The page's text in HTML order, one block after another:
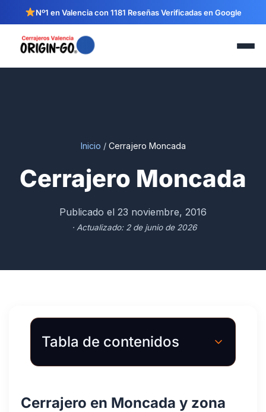
Nº1 en Valencia con 1181 Reseñas Verificadas en Google
Inicio / Cerrajero Moncada
Cerrajero Moncada
Publicado el 23 noviembre, 2016
· Actualizado: 2 de junio de 2026
Tabla de contenidos
Cerrajero en Moncada y zona